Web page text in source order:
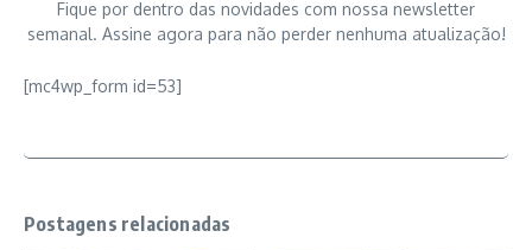
Fique por dentro das novidades com nossa newsletter
semanal. Assine agora para não perder nenhuma atualização!
[mc4wp_form id=53]
Postagens relacionadas